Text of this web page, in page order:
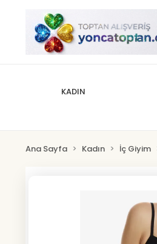
KADIN
Ana Sayfa Kadın İç Giyim